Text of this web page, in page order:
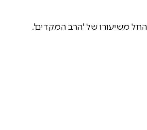
משיעורו של 'הרב המקדים'.